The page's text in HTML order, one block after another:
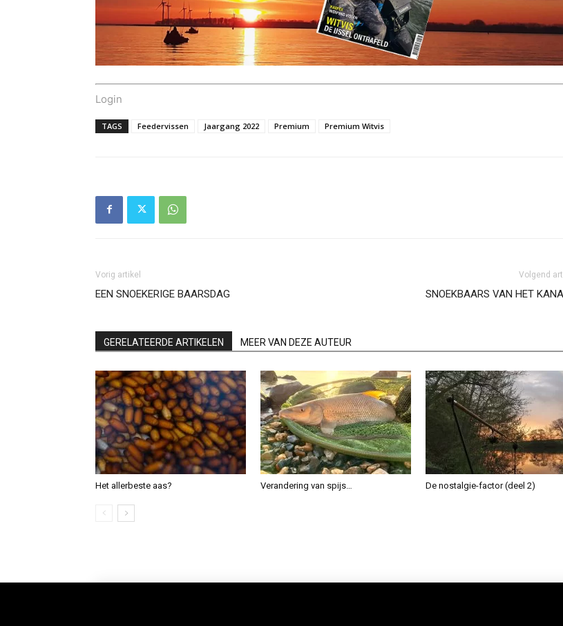
Login
TAGS Feedervissen Jaargang 2022 Premium Premium Witvis
Vorig artikel
EEN SNOEKERIGE BAARSDAG
Volgend
SNOEKBAARS VAN HET
GERELATEERDE ARTIKELEN MEER VAN DEZE AUTEUR
Het allerbeste aas? Verandering van spijs… De nostalgie-factor (deel 2)